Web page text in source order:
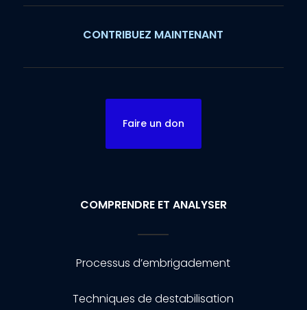
CONTRIBUEZ MAINTENANT
Faire un don
COMPRENDRE ET ANALYSER
Processus d’embrigadement
Techniques de destabilisation